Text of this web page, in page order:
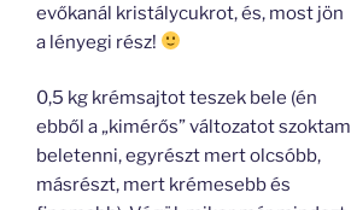
evőkanál kristálycukrot, és, most jön
a lényegi rész!
0,5 kg krémsajtot teszek bele (én
ebből a „kimérős” változatot szoktam
beletenni, egyrészt mert olcsóbb,
másrészt, mert krémesebb és